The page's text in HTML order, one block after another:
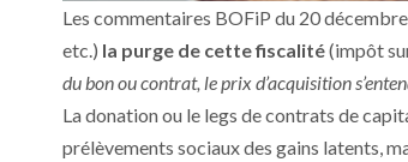
Les commentaires BOFiP du 20
etc.) la purge de cette fiscalité(impôt
du bon ou contrat, le prix d’acquisition
La donation ou le legs de contrats de
prélèvements sociaux des gains latents,